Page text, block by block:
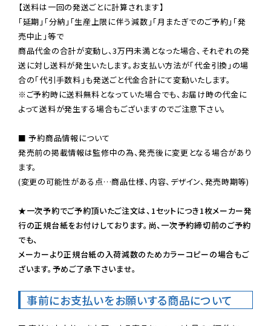
【送料は一回の発送ごとに計算されます】
「延期」「分納」「生産上限に伴う減数」「月またぎでのご予約」「発
売中止」等で
商品代金の合計が変動し、3万円未満となった場合、それぞれの発
送に対し送料が発生いたします。お支払い方法が「代金引換」の場
※ご予約時に送料無料となっていた場合でも、お届け時の代金に
よって送料が発生する場合もございますのでご注意下さい。
■ 予約商品情報について
発売前の掲載情報は監修中の為、発売後に変更となる場合があり
ます。
(変更の可能性がある点…商品仕様、内容、デザイン、発売時期等)
★一次予約でご予約頂いたご注文は、1セットにつき1枚メーカー発
行の正規台紙をお付けしております。尚、一次予約締切前のご予約
でも、
メーカーより正規台紙の入荷減数のためカラーコピーの場合もご
ざいます。予めご了承下さいませ。
事前にお支払いをお願いする商品について